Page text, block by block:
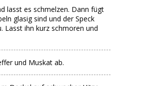
lasst es schmelzen. Dann fügt
glasig sind und der Speck
Lasst ihn kurz schmoren und
und Muskat ab.